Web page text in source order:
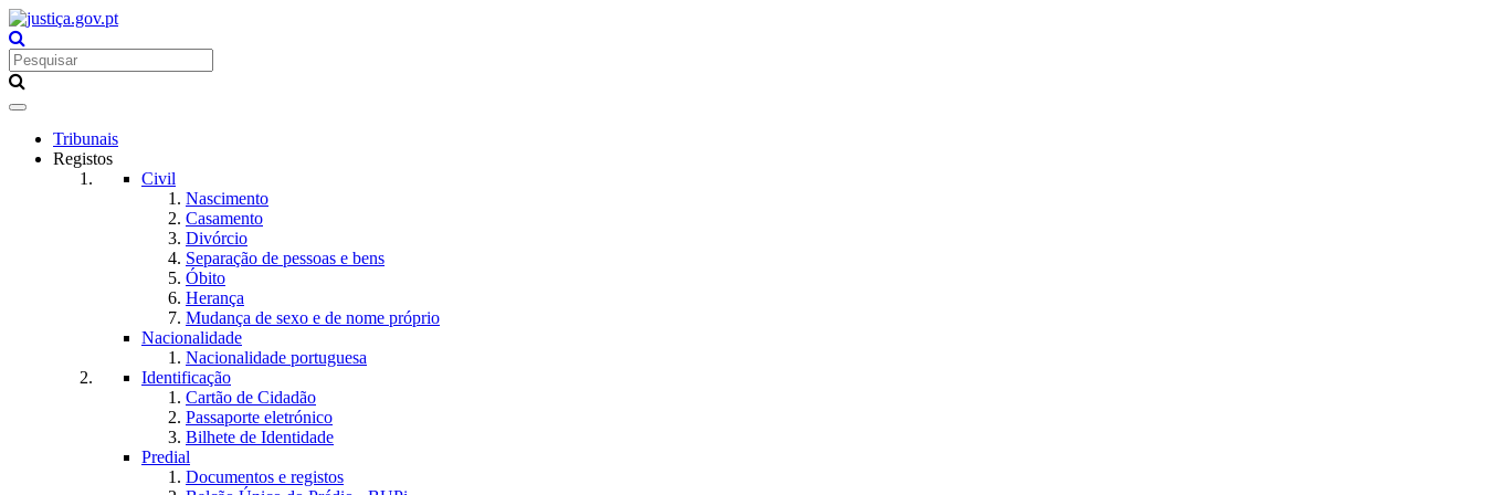
Toggle
navigationTribunais
Registos
Civil
Nascimento
Casamento
Divórcio
Separação de pessoas e bens
Óbito
Herança
Mudança de sexo e de nome próprio
Nacionalidade
Nacionalidade portuguesa
Identificação
Cartão de Cidadão
Passaporte eletrónico
Bilhete de Identidade
Predial
Documentos e registos